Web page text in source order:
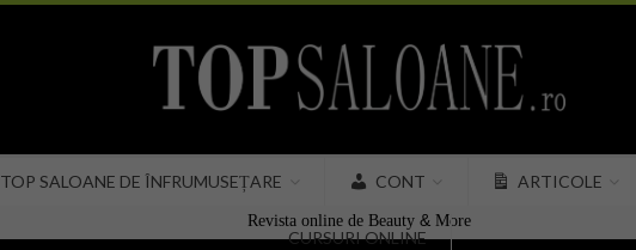
TOP SALOANE DE ÎNFRUMUSEȚARE CONT ARTICOLE
CURSURI ONLINE
Revista online de Beauty & More